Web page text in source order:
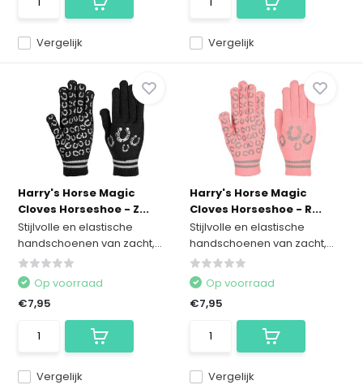
Vergelijk Vergelijk
Harry's Horse Magic
Cloves Horseshoe - Z...
Stijlvolle en elastische
handschoenen van zacht,...
Vergelijk
Op voorraad
€7,95
Harry's Horse Magic
Cloves Horseshoe - R...
Stijlvolle en elastische
handschoenen van zacht,...
Vergelijk
Op voorraad
€7,95